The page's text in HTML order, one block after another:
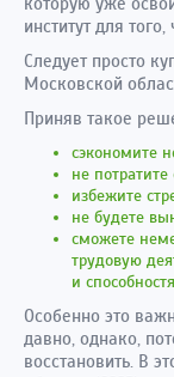
институт для
Следует просто
Московской
Приняв такое
сэкономите
не
избежите
не будете
сможете
трудовую
и
Особенно это
давно, однако,
восстановить. В